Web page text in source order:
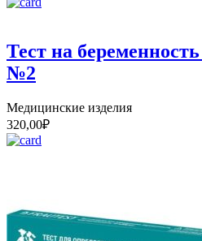
Тест на
№2
Медицинские изделия
320,00₽